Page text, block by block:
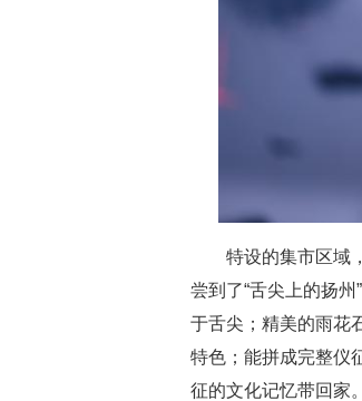
特设的集市区域
尝到了“舌尖上的扬
于舌尖；精美的雨花
特色；能拼成完整仪
征的文化记忆带回家